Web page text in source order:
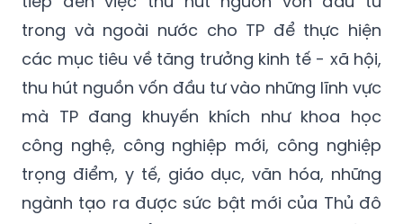
các mục tiêu về tăng trưởng kinh tế - xã hội,
thu hút nguồn vốn đầu tư vào những lĩnh vực
mà TP đang khuyến khích như khoa học
công nghệ, công nghiệp mới, công nghiệp
trọng điểm, y tế, giáo dục, văn hóa, những
ngành tạo ra được sức bật mới của Thủ đô
cũng như chuyển dịch mô hình tăng trưởng
của Thủ đô. Đây là điểm hết sức tích cực